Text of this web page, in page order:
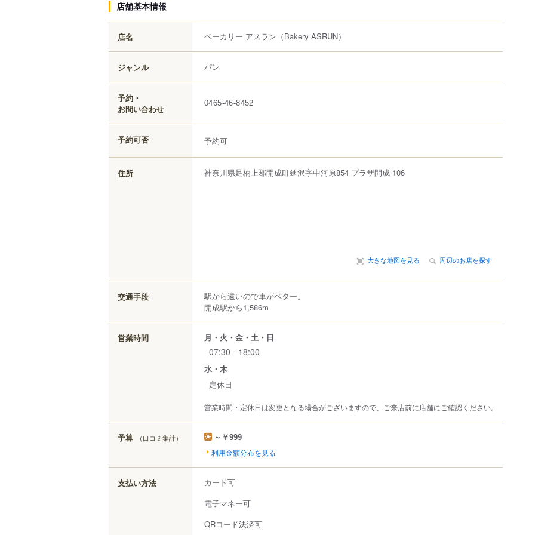
店舗基本情報
店名 ベーカリー アスラン （Bakery ASRUN）
ジャンル パン
予約・
お問い合わせ
0465-46-8452
予約可否 予約可
住所 神奈川県足柄上郡開成町延沢字中河原854 プラザ開成 106
大きな地図を見る 周辺のお店を探す
交通手段
駅から遠いので車がベター。
開成駅から1,586m
営業時間 月・火・金・土・日
07:30 - 18:00
水・木
定休日
営業時間・定休日は変更となる場合がございますので、ご来店前に店舗にご確認ください。
予算 （口コミ集計） ～￥999
利用金額分布を見る
支払い方法
カード可
電子マネー可
QRコード決済可